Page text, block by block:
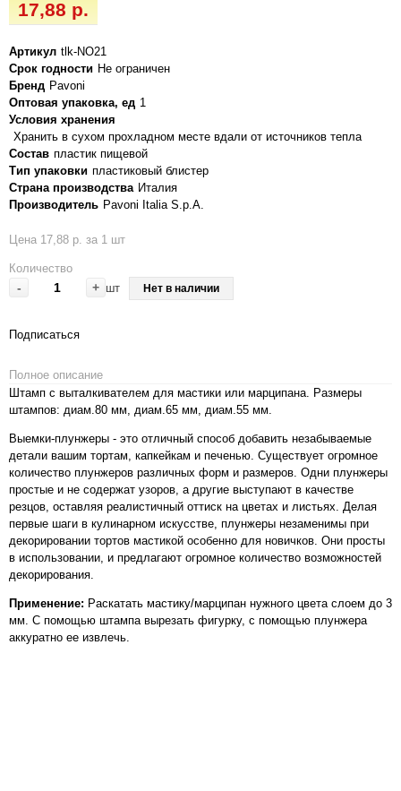
17,88 р.
Артикул tlk-NO21
Срок годности Не ограничен
Бренд Pavoni
Оптовая упаковка, ед 1
Условия хранения
Хранить в сухом прохладном месте вдали от источников тепла
Состав пластик пищевой
Тип упаковки пластиковый блистер
Страна производства Италия
Производитель Pavoni Italia S.p.A.
Цена 17,88 р. за 1 шт
Количество
- + шт Нет в наличии
Подписаться
Полное описание
Штамп с выталкивателем для мастики или марципана. Размеры
штампов: диам.80 мм, диам.65 мм, диам.55 мм.
Выемки-плунжеры - это отличный способ добавить незабываемые
детали вашим тортам, капкейкам и печенью. Существует огромное
количество плунжеров различных форм и размеров. Одни плунжеры
простые и не содержат узоров, а другие выступают в качестве
резцов, оставляя реалистичный оттиск на цветах и листьях. Делая
первые шаги в кулинарном искусстве, плунжеры незаменимы при
декорировании тортов мастикой особенно для новичков. Они просты
в использовании, и предлагают огромное количество возможностей
декорирования.
Применение: Раскатать мастику/марципан нужного цвета слоем до 3
мм. С помощью штампа вырезать фигурку, с помощью плунжера
аккуратно ее извлечь.